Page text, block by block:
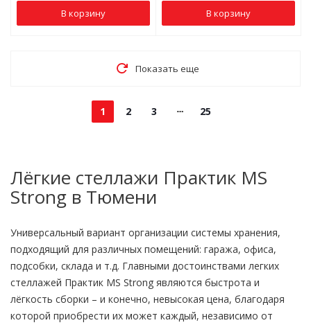
В корзину В корзину
Показать еще
1 2 3 25
Лёгкие стеллажи Практик MS
Strong в Тюмени
Универсальный вариант организации системы хранения,
подходящий для различных помещений: гаража, офиса,
подсобки, склада и т.д. Главными достоинствами легких
стеллажей Практик MS Strong являются быстрота и
лёгкость сборки – и конечно, невысокая цена, благодаря
которой приобрести их может каждый, независимо от